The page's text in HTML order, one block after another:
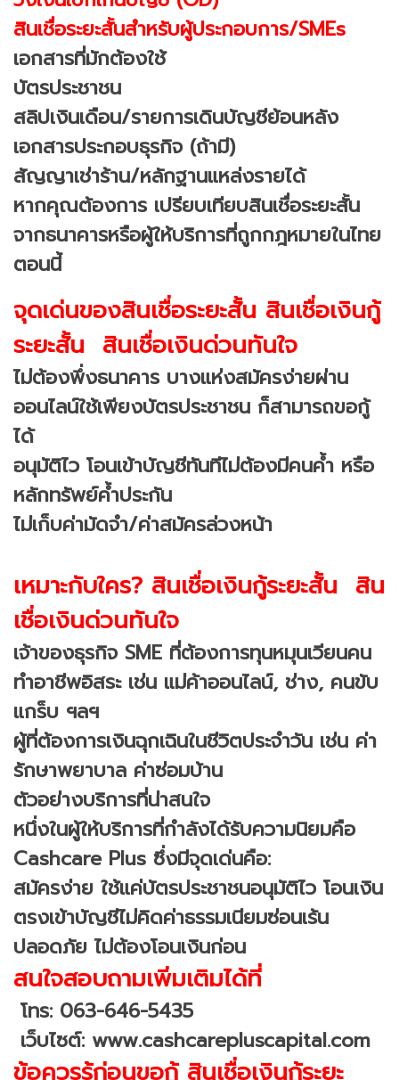
สินเชื่อระยะสั้นสำหรับผู้ประกอบการ/SMEs
เอกสารที่มักต้องใช้
บัตรประชาชน
สลิปเงินเดือน/รายการเดินบัญชีย้อนหลัง
เอกสารประกอบธุรกิจ (ถ้ามี)
สัญญาเช่าร้าน/หลักฐานแหล่งรายได้
หากคุณต้องการ เปรียบเทียบสินเชื่อระยะสั้น
จากธนาคารหรือผู้ให้บริการที่ถูกกฎหมายในไทย
ตอนนี้
จุดเด่นของสินเชื่อระยะสั้น สินเชื่อเงินกู้
ระยะสั้น สินเชื่อเงินด่วนทันใจ
ไม่ต้องพึ่งธนาคาร บางแห่งสมัครง่ายผ่าน
ออนไลน์ใช้เพียงบัตรประชาชน ก็สามารถขอกู้
ได้
อนุมัติไว โอนเข้าบัญชีทันทีไม่ต้องมีคนค้ำ หรือ
หลักทรัพย์ค้ำประกัน
ไม่เก็บค่ามัดจำ/ค่าสมัครล่วงหน้า
เหมาะกับใคร? สินเชื่อเงินกู้ระยะสั้น สิน
เชื่อเงินด่วนทันใจ
เจ้าของธุรกิจ SME ที่ต้องการทุนหมุนเวียนคน
ทำอาชีพอิสระ เช่น แม่ค้าออนไลน์, ช่าง, คนขับ
แกร็บ ฯลฯ
ผู้ที่ต้องการเงินฉุกเฉินในชีวิตประจำวัน เช่น ค่า
รักษาพยาบาล ค่าซ่อมบ้าน
ตัวอย่างบริการที่น่าสนใจ
หนึ่งในผู้ให้บริการที่กำลังได้รับความนิยมคือ
Cashcare Plus ซึ่งมีจุดเด่นคือ:
สมัครง่าย ใช้แค่บัตรประชาชนอนุมัติไว โอนเงิน
ตรงเข้าบัญชีไม่คิดค่าธรรมเนียมซ่อนเร้น
ปลอดภัย ไม่ต้องโอนเงินก่อน
สนใจสอบถามเพิ่มเติมได้ที่
โทร: 063-646-5435
เว็บไซต์: www.cashcarepluscapital.com
ข้อควรรู้ก่อนขอกู้ สินเชื่อเงินกู้ระยะ